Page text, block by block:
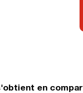
en